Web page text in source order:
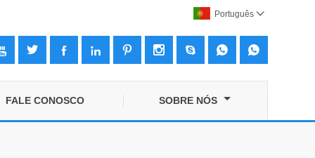
Português 
       
FALE CONOSCO SOBRE NÓS